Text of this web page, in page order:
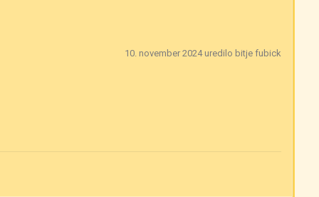
10. november 2024uredilo bitje fubick